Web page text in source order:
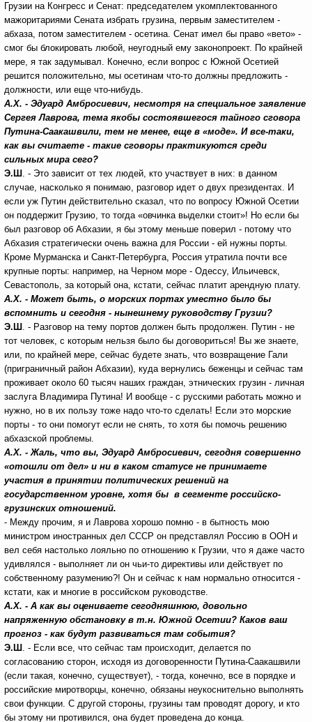
Грузии на Конгресс и Сенат: председателем укомплектованного
мажоритариями Сената избрать грузина, первым заместителем -
абхаза, потом заместителем - осетина. Сенат имел бы право «вето» -
смог бы блокировать любой, неугодный ему законопроект. По крайней
мере, я так задумывал. Конечно, если вопрос с Южной Осетией
решится положительно, мы осетинам что-то должны предложить -
должности, или еще что-нибудь.
А.Х. - Эдуард Амбросиевич, несмотря на специальное заявление
Сергея Лаврова, тема якобы состоявшегося тайного сговора
Путина-Саакашвили, тем не менее, еще в «моде». И все-таки,
как вы считаете - такие сговоры практикуются среди
сильных мира сего?
Э.Ш . - Это зависит от тех людей, кто участвует в них: в данном
случае, насколько я понимаю, разговор идет о двух президентах. И
если уж Путин действительно сказал, что по вопросу Южной Осетии
он поддержит Грузию, то тогда «овчинка выделки стоит»! Но если бы
был разговор об Абхазии, я бы этому меньше поверил - потому что
Абхазия стратегически очень важна для России - ей нужны порты.
Кроме Мурманска и Санкт-Петербурга, Россия утратила почти все
крупные порты: например, на Черном море - Одессу, Ильичевск,
Севастополь, за который она, кстати, сейчас платит арендную плату.
А.Х. - Может быть, о морских портах уместно было бы
вспомнить и сегодня - нынешнему руководству Грузии?
Э.Ш . - Разговор на тему портов должен быть продолжен. Путин - не
тот человек, с которым нельзя было бы договориться! Вы же знаете,
или, по крайней мере, сейчас будете знать, что возвращение Гали
(приграничный район Абхазии), куда вернулись беженцы и сейчас там
проживает около 60 тысяч наших граждан, этнических грузин - личная
заслуга Владимира Путина! И вообще - с русскими работать можно и
нужно, но в их пользу тоже надо что-то сделать! Если это морские
порты - то они помогут если не снять, то хотя бы помочь решению
абхазской проблемы.
А.Х. - Жаль, что вы, Эдуард Амбросиевич, сегодня совершенно
«отошли от дел» и ни в каком статусе не принимаете
участия в принятии политических решений на
государственном уровне, хотя бы в сегменте российско-
грузинских отношений.
- Между прочим, я и Лаврова хорошо помню - в бытность мою
министром иностранных дел СССР он представлял Россию в ООН и
вел себя настолько лояльно по отношению к Грузии, что я даже часто
удивлялся - выполняет ли он чьи-то директивы или действует по
собственному разумению?! Он и сейчас к нам нормально относится -
кстати, как и многие в российском руководстве.
А.Х. - А как вы оцениваете сегодняшнюю, довольно
напряженную обстановку в т.н. Южной Осетии? Каков ваш
прогноз - как будут развиваться там события?
Э.Ш . - Если все, что сейчас там происходит, делается по
согласованию сторон, исходя из договоренности Путина-Саакашвили
(если такая, конечно, существует), - тогда, конечно, все в порядке и
российские миротворцы, конечно, обязаны неукоснительно выполнять
свои функции. С другой стороны, грузины там проводят дорогу, и кто
бы этому ни противился, она будет проведена до конца.